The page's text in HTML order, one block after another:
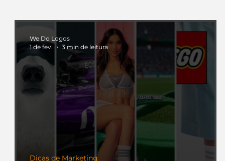
Dicas de Marketing
We Do Logos
1 de fev.
3 min de leitura